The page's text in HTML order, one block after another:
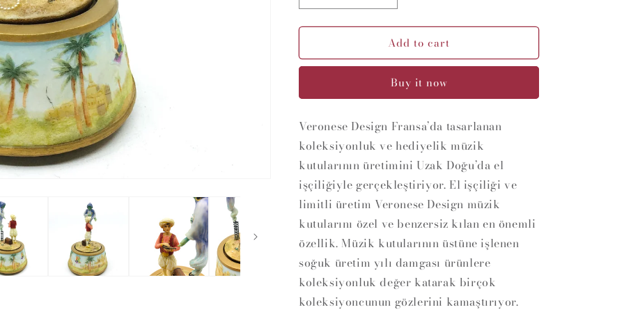
quantity
for
Alaaddin&#39;in
Sihirli
Müzik
quantity
for
Alaaddin&#39;in
Sihirli
Kurmalı
Müzik
Add to cart
Buy it now
Veronese Design Fransa’da tasarlanan
koleksiyonluk ve hediyelik müzik
kutularının üretimini Uzak Doğu’da el
işçiliğiyle gerçekleştiriyor. El işçiliği ve
limitli üretim Veronese Design müzik
kutularını özel ve benzersiz kılan en önemli
özellik. Müzik kutularının üstüne işlenen
soğuk üretim yılı damgası ürünlere
koleksiyonluk değer katarak birçok
koleksiyoncunun gözlerini kamaştırıyor.